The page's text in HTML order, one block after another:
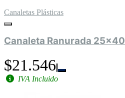
Canaletas Plásticas
Canaleta Ranurada 25x40
$21.546
IVA Incluido